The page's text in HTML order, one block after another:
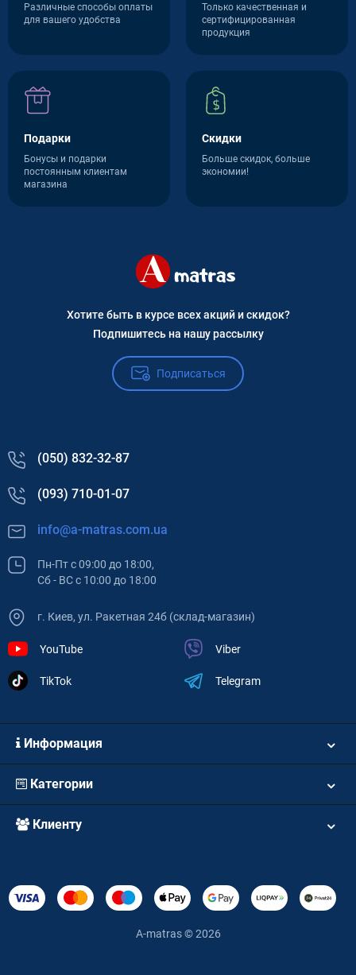
Различные способы оплаты
для вашего удобства
Только качественная и
сертифицированная
продукция
Подарки
Бонусы и подарки
постоянным клиентам
магазина
Скидки
Больше скидок, больше
экономии!
Хотите быть в курсе всех акций и скидок?
Подпишитесь на нашу рассылку
Подписаться
(050) 832-32-87
(093) 710-01-07
info@a-matras.com.ua
Пн-Пт с 09:00 до 18:00,
Сб - ВС с 10:00 до 18:00
г. Киев, ул. Ракетная 24б (склад-магазин)
YouTube
TikTok
Viber
Telegram
Информация
Категории
Клиенту
A-matras © 2026